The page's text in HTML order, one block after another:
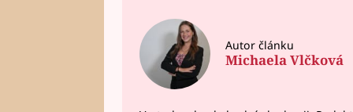
Autor článku
Michaela Vlčková